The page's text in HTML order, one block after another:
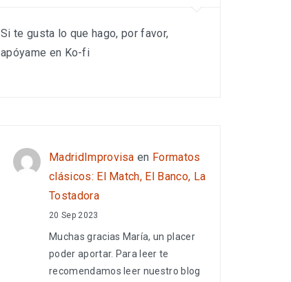
Si te gusta lo que hago, por favor,
apóyame en Ko-fi
MadridImprovisa en Formatos
clásicos: El Match, El Banco, La
Tostadora
20 Sep 2023
Muchas gracias María, un placer
poder aportar. Para leer te
recomendamos leer nuestro blog